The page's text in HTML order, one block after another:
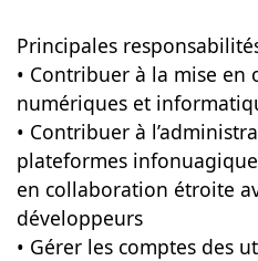
Principales
• Contribuer à la mise
numériques et
• Contribuer à
plateformes
en collaboration étroite
développeurs
• Gérer les comptes des